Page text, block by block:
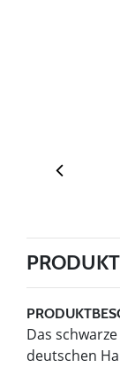
Das
deutschen